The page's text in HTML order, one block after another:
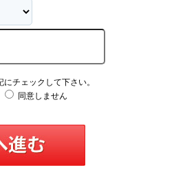
チェックして下さい。
同意しません